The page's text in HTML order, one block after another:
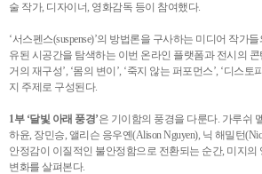
술 작가, 디자이너, 영화감독 등이 참여했다.
‘서스펜스(suspense)’의 방법론을 구사하는 미디어 작가
유된 시공간을 탐색하는 이번 온라인 플랫폼과 전시의 콘
거의 재구성’, ‘몸의 변이’, ‘죽지 않는 퍼포먼스’, ‘디스
지 주제로 구성된다.
1부 ‘달빛 아래 풍경’은 기이함의 풍경을 다룬다. 가루쉬
하윤, 장민승, 앨리슨 응우옌(Alison Nguyen), 닉 해밀턴
안정감이 이질적인 불안정함으로 전환되는 순간, 미지의
변화를 살펴본다.